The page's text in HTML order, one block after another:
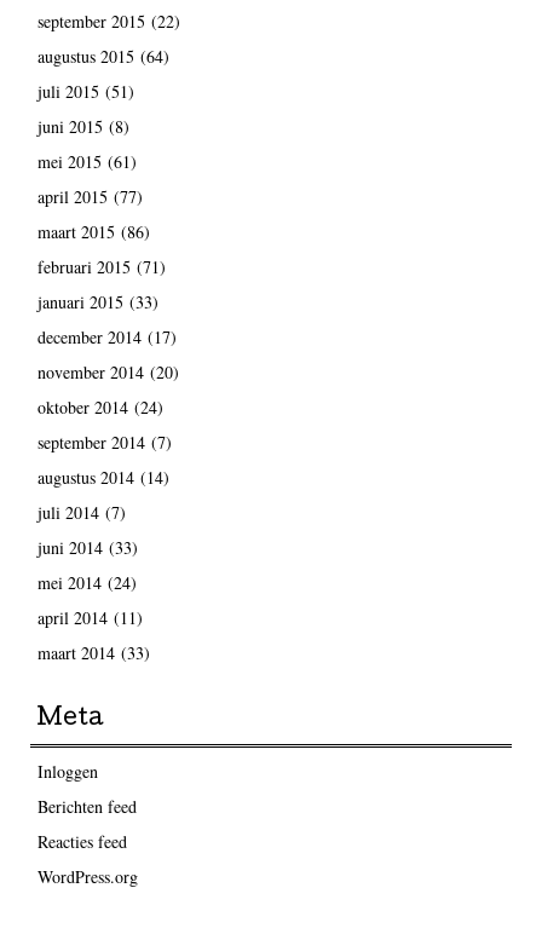
september 2015 (22)
augustus 2015 (64)
juli 2015 (51)
juni 2015 (8)
mei 2015 (61)
april 2015 (77)
maart 2015 (86)
februari 2015 (71)
januari 2015 (33)
december 2014(17)
november 2014(20)
oktober 2014(24)
september 2014(7)
augustus 2014(14)
juli 2014(7)
juni 2014(33)
mei 2014(24)
april 2014(11)
maart 2014(33)
Meta
Inloggen
Berichten feed
Reacties feed
WordPress.org